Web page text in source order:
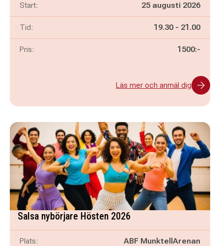
Start: 25 augusti 2026
Tid: Pågår mellan
19.30 - och
21.00
Pris: 1500:-
Läs mer och anmäl dig
Salsa nybörjare Hösten 2026
Plats:
ABF MunktellArenan